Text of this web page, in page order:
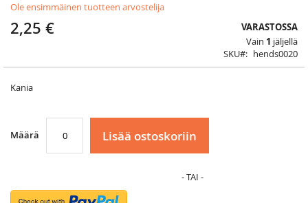
Ole ensimmäinen tuotteen arvostelija
2,25 €
VARASTOSSA
Vain 1 jäljellä
SKU
hends0020
Kania
Määrä Lisää ostoskoriin
to
the
beginning
images
gallery